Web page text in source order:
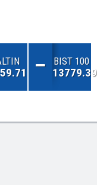
BIST 100
13779.39